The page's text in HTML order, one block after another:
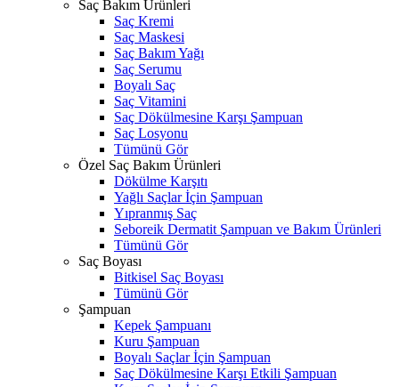
Saç Bakım Ürünleri
Saç Kremi
Saç Maskesi
Saç Bakım Yağı
Saç Serumu
Boyalı Saç
Saç Vitamini
Saç Dökülmesine Karşı Şampuan
Saç Losyonu
Tümünü Gör
Özel Saç Bakım Ürünleri
Dökülme Karşıtı
Yağlı Saçlar İçin Şampuan
Yıpranmış Saç
Seboreik Dermatit Şampuan ve Bakım Ürünleri
Tümünü Gör
Saç Boyası
Bitkisel Saç Boyası
Tümünü Gör
Şampuan
Kepek Şampuanı
Kuru Şampuan
Boyalı Saçlar İçin Şampuan
Saç Dökülmesine Karşı Etkili Şampuan